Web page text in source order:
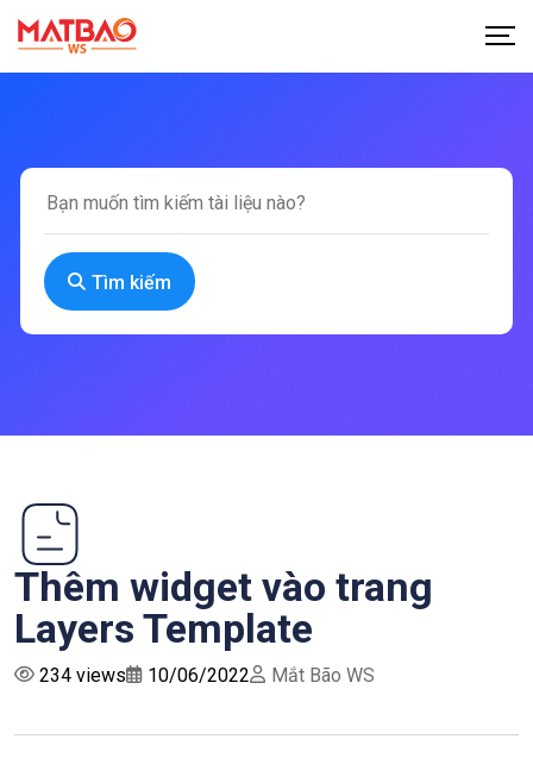
Tìm kiếm
Thêm widget vào trang
Layers Template
234 views 10/06/2022 Mắt Bão WS